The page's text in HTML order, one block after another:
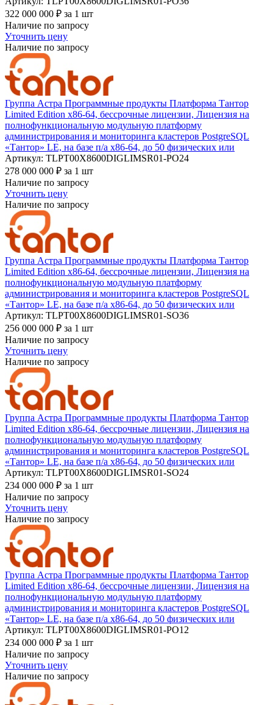
322 000 000 ₽ за 1 шт
Наличие по запросу
Уточнить цену
Наличие по запросу
Группа Астра Программные продукты Платформа Тантор
Limited Edition х86-64, бессрочные лицензии, Лицензия на
полнофункциональную модульную платформу
администрирования и мониторинга кластеров PostgreSQL
«Тантор» LE, на базе п/а х86-64, до 50 физических или
Артикул: TLPT00Х8600DIGLIMSR01-PO24
278 000 000 ₽ за 1 шт
Наличие по запросу
Уточнить цену
Наличие по запросу
Группа Астра Программные продукты Платформа Тантор
Limited Edition х86-64, бессрочные лицензии, Лицензия на
полнофункциональную модульную платформу
администрирования и мониторинга кластеров PostgreSQL
«Тантор» LE, на базе п/а х86-64, до 50 физических или
Артикул: TLPT00Х8600DIGLIMSR01-SO36
256 000 000 ₽ за 1 шт
Наличие по запросу
Уточнить цену
Наличие по запросу
Группа Астра Программные продукты Платформа Тантор
Limited Edition х86-64, бессрочные лицензии, Лицензия на
полнофункциональную модульную платформу
администрирования и мониторинга кластеров PostgreSQL
«Тантор» LE, на базе п/а х86-64, до 50 физических или
Артикул: TLPT00Х8600DIGLIMSR01-SO24
234 000 000 ₽ за 1 шт
Наличие по запросу
Уточнить цену
Наличие по запросу
Группа Астра Программные продукты Платформа Тантор
Limited Edition х86-64, бессрочные лицензии, Лицензия на
полнофункциональную модульную платформу
администрирования и мониторинга кластеров PostgreSQL
«Тантор» LE, на базе п/а х86-64, до 50 физических или
Артикул: TLPT00Х8600DIGLIMSR01-PO12
234 000 000 ₽ за 1 шт
Наличие по запросу
Уточнить цену
Наличие по запросу